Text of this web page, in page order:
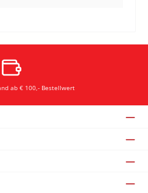
ab € 100,- Bestellwert